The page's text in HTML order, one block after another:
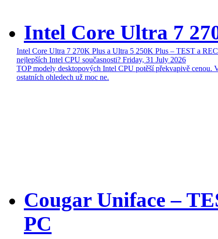
Intel Core Ultra 7
Intel Core Ultra 7 270K Plus a Ultra 5 250K Plus – TEST a
nejlepších Intel CPU současnosti? Friday, 31 July 2026
TOP modely desktopových Intel CPU potěší překvapivě cenou.
ostatních ohledech už moc ne.
Cougar Uniface –
PC